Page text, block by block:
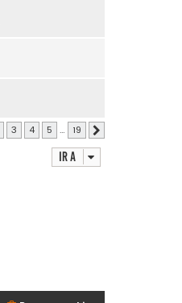
de
3 4 5 … 19
Ir a